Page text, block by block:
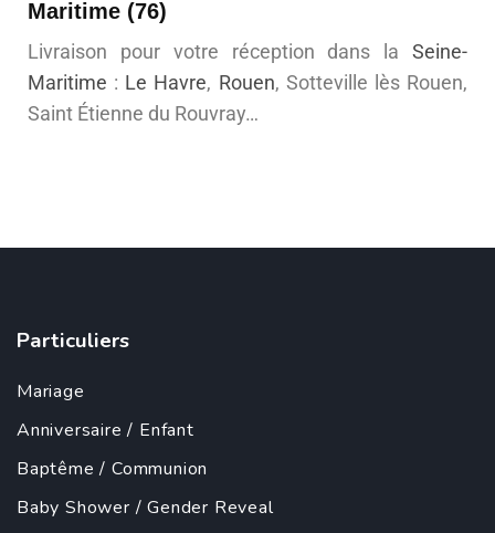
Maritime (76)
Livraison pour votre réception dans la Seine-
Maritime : Le Havre, Rouen, Sotteville lès Rouen,
Saint Étienne du Rouvray…
Particuliers
Mariage
Anniversaire / Enfant
Baptême /Communion
Baby Shower /Gender Reveal